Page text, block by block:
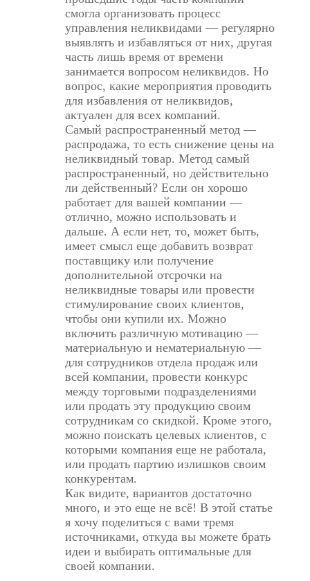
смогла организовать процесс
управления неликвидами — регулярно
выявлять и избавляться от них, другая
часть лишь время от времени
занимается вопросом неликвидов. Но
вопрос, какие мероприятия проводить
для избавления от неликвидов,
актуален для всех компаний.
Самый распространенный метод —
распродажа, то есть снижение цены на
неликвидный товар. Метод самый
распространенный, но действительно
ли действенный? Если он хорошо
работает для вашей компании —
отлично, можно использовать и
дальше. А если нет, то, может быть,
имеет смысл еще добавить возврат
поставщику или получение
дополнительной отсрочки на
неликвидные товары или провести
стимулирование своих клиентов,
чтобы они купили их. Можно
включить различную мотивацию —
материальную и нематериальную —
для сотрудников отдела продаж или
всей компании, провести конкурс
между торговыми подразделениями
или продать эту продукцию своим
сотрудникам со скидкой. Кроме этого,
можно поискать целевых клиентов, с
которыми компания еще не работала,
или продать партию излишков своим
конкурентам.
Как видите, вариантов достаточно
много, и это еще не всё! В этой статье
я хочу поделиться с вами тремя
источниками, откуда вы можете брать
идеи и выбирать оптимальные для
своей компании.